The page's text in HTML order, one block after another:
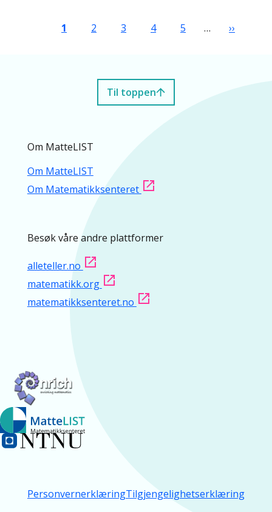
Nåværende side
1 Side
2 Side
3 Side
4 Side
5 … Neste
››
Til toppen
Om MatteLIST
Om MatteLIST
Om Matematikksenteret
Besøk våre andre plattformer
alleteller.no
matematikk.org
matematikksenteret.no
PersonvernerklæringTilgjengelighetserklæring